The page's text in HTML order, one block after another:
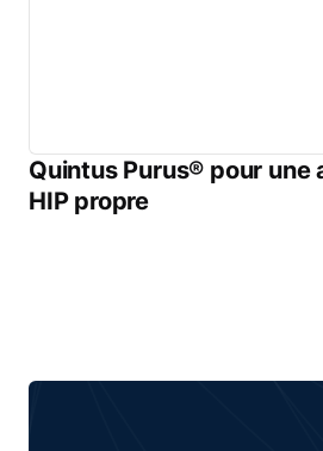
Quintus Purus® pour une
HIP propre